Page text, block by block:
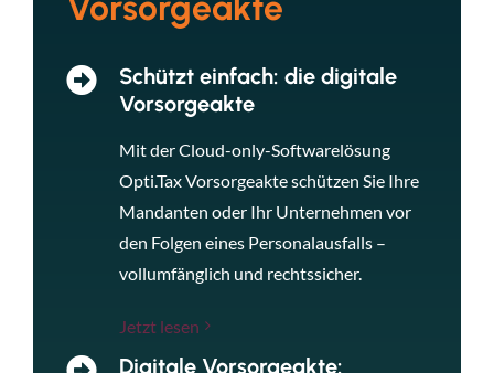
Schützt einfach: die digitale
Vorsorgeakte
Mit der Cloud-only-Softwarelösung
Opti.Tax Vorsorgeakte schützen Sie Ihre
Mandanten oder Ihr Unternehmen vor
den Folgen eines Personalausfalls –
vollumfänglich und rechtssicher.
Jetzt lesen
Digitale Vorsorgeakte: